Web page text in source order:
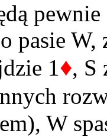
pasie
1♦, S
W